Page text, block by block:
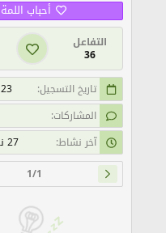
أحباب اللمة
التفاعل
36
تاريخ التسجيل
23 جوان 2010
المشاركات
آخر نشاط
27 نوفمبر 2016
1/1